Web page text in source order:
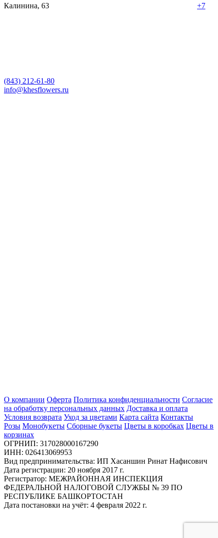
Калинина, 63 +7
(843) 212-61-80
info@khesflowers.ru
О компании Оферта Политика конфиденциальности Согласие
на обработку персональных данных Доставка и оплата
Условия возврата Уход за цветами Карта сайта Контакты
Розы Монобукеты Сборные букеты Цветы в коробках Цветы в
корзинах
ОГРНИП: 317028000167290
ИНН: 026413069953
Вид предпринимательства: ИП Хасаншин Ринат Нафисович
Дата регистрации: 20 ноября 2017 г.
Регистратор: МЕЖРАЙОННАЯ ИНСПЕКЦИЯ
ФЕДЕРАЛЬНОЙ НАЛОГОВОЙ СЛУЖБЫ № 39 ПО
РЕСПУБЛИКЕ БАШКОРТОСТАН
Дата постановки на учёт: 4 февраля 2022 г.